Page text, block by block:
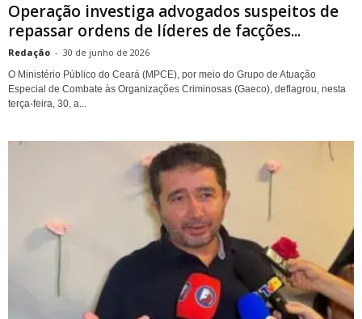
Operação investiga advogados suspeitos de
repassar ordens de líderes de facções...
Redação - 30 de junho de 2026
O Ministério Público do Ceará (MPCE), por meio do Grupo de Atuação
Especial de Combate às Organizações Criminosas (Gaeco), deflagrou, nesta
terça-feira, 30, a...